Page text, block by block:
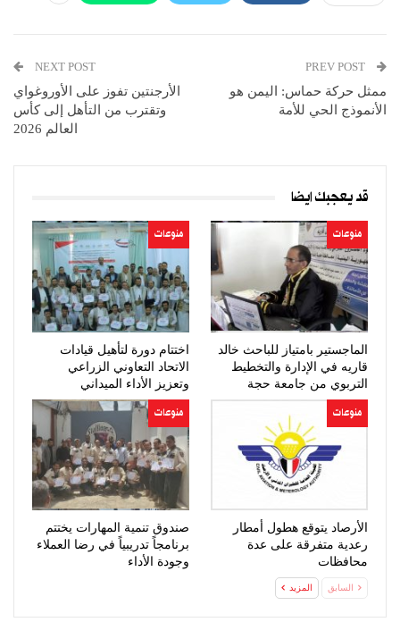
ممثل حركة حماس: اليمن هو
الأنموذج الحي للأمة
NEXT POST
الأرجنتين تفوز على الأوروغواي
وتقترب من التأهل إلى كأس
العالم 2026
قد يعجبك ايضا
منوعات
الماجستير بامتياز للباحث خالد
قاريه في الإدارة والتخطيط
التربوي من جامعة حجة
منوعات
اختتام دورة لتأهيل قيادات
الاتحاد التعاوني الزراعي
وتعزيز الأداء الميداني
منوعات
الأرصاد يتوقع هطول أمطار
رعدية متفرقة على عدة
محافظات
منوعات
صندوق تنمية المهارات يختتم
برنامجاً تدريبياً في رضا العملاء
وجودة الأداء
السابق المزيد